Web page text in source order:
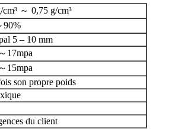
cm³ ～ 0,75 g/cm³
90%
5 – 10 mm
17mpa
15mpa
son propre poids
du client